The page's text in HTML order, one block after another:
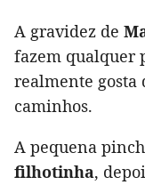
A gravidez de
fazem qualquer
realmente gosta
caminhos.
A pequena
filhotinha,